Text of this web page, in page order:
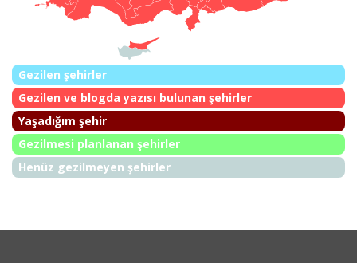
Gezilen şehirler
Gezilen ve blogda yazısı bulunan şehirler
Yaşadığım şehir
Gezilmesi planlanan şehirler
Henüz gezilmeyen şehirler